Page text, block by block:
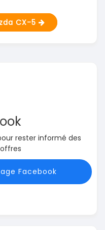
CX-5
rester informé des
Facebook